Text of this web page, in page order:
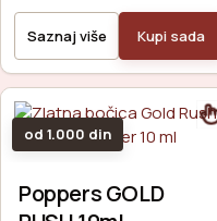
Saznaj više Kupi sada
od 1.000 din
Poppers GOLD